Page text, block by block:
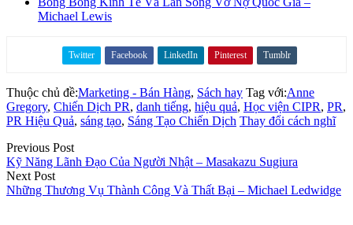
Michael Lewis
Twitter Facebook LinkedIn Pinterest Tumblr
Thuộc chủ đề:Marketing - Bán Hàng, Sách hay Tag với:Anne
Gregory, Chiến Dịch PR, danh tiếng, hiệu quả, Học viện CIPR, PR,
PR Hiệu Quả, sáng tạo, Sáng Tạo Chiến Dịch Thay đổi cách nghĩ
Previous Post
Kỹ Năng Lãnh Đạo Của Người Nhật – Masakazu Sugiura
Next Post
Những Thương Vụ Thành Công Và Thất Bại – Michael Ledwidge